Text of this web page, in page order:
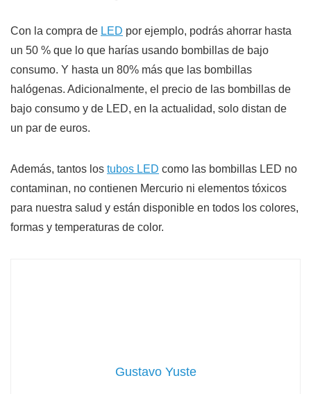
Con la compra de LED por ejemplo, podrás ahorrar hasta
un 50 % que lo que harías usando bombillas de bajo
consumo. Y hasta un 80% más que las bombillas
halógenas. Adicionalmente, el precio de las bombillas de
bajo consumo y de LED, en la actualidad, solo distan de
un par de euros.
Además, tantos los tubos LED como las bombillas LED no
contaminan, no contienen Mercurio ni elementos tóxicos
para nuestra salud y están disponible en todos los colores,
formas y temperaturas de color.
Gustavo Yuste